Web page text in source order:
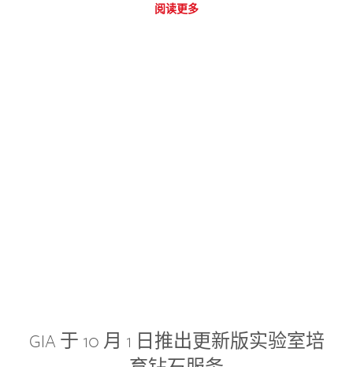
阅读更多
GIA 于 10 月 1 日推出更新版实验室培